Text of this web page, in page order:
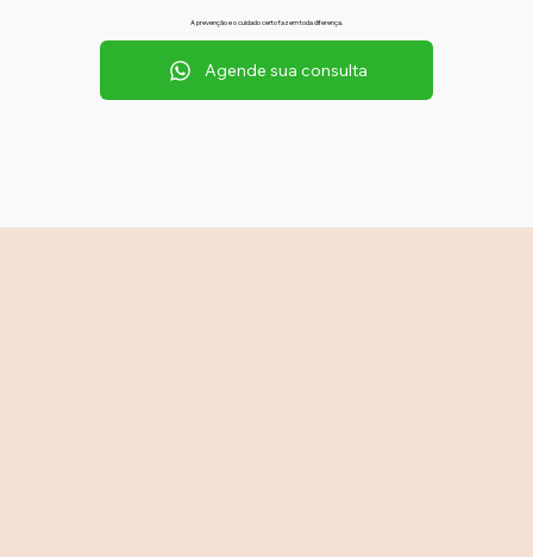
A prevenção e o cuidado certo fazem toda diferença.
Agende sua consulta